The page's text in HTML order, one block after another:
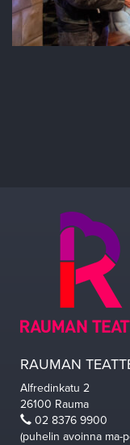
RAUMAN
Alfredinkatu 2
26100 Rauma
02 8376 9900
(puhelin avoinna ma-